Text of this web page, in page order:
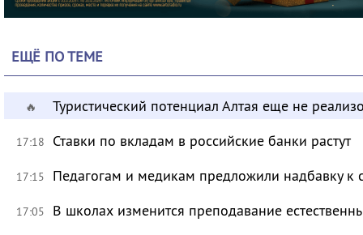
ЕЩЁ ПО ТЕМЕ
🔥 Туристический потенциал Алтая еще не
17:18 Ставки по вкладам в российские банки растут
17:15 Педагогам и медикам предложили надбавку к
17:05 В школах изменится преподавание